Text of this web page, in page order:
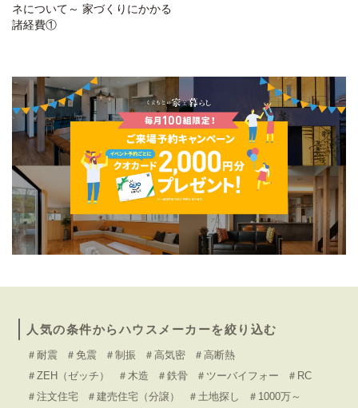
ネについて～ 家づくりにかかる
諸経費①
人気の条件からハウスメーカーを絞り込む
＃耐震 ＃免震 ＃制振 ＃高気密
＃高断熱
＃ZEH（ゼッチ）
＃木造 ＃鉄骨 ＃ツーバイフォー
＃RC
＃注文住宅
＃建売住宅（分譲） ＃土地探し ＃1000万～